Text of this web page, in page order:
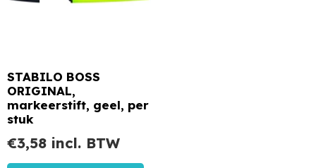
STABILO BOSS
ORIGINAL,
markeerstift, geel, per
stuk
€3,58 incl. BTW